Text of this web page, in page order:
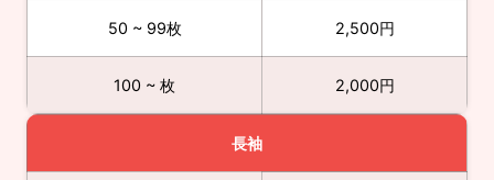
50 ~ 99枚 2,500円
100 ~ 枚 2,000円
長袖